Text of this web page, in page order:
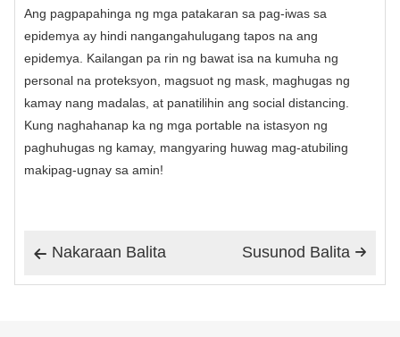
Ang pagpapahinga ng mga patakaran sa pag-iwas sa
epidemya ay hindi nangangahulugang tapos na ang
epidemya. Kailangan pa rin ng bawat isa na kumuha ng
personal na proteksyon, magsuot ng mask, maghugas ng
kamay nang madalas, at panatilihin ang social distancing.
Kung naghahanap ka ng mga portable na istasyon ng
paghuhugas ng kamay, mangyaring huwag mag-atubiling
makipag-ugnay sa amin!
 Nakaraan Balita 
Susunod Balita